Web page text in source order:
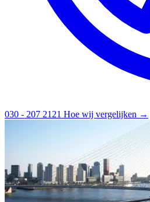
030 - 207 2121 Hoe wij vergelijken →